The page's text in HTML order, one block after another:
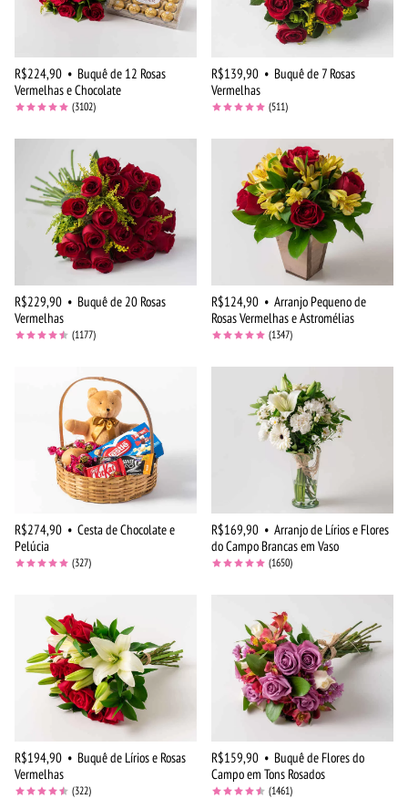
R$224,90 • Buquê de 12 Rosas
Vermelhas e Chocolate
(3102)
R$139,90 • Buquê de 7 Rosas
Vermelhas
(511)
R$229,90 • Buquê de 20 Rosas
Vermelhas
(1177)
R$124,90 • Arranjo Pequeno de
Rosas Vermelhas e Astromélias
(1347)
R$274,90 • Cesta de Chocolate e
Pelúcia
(327)
R$169,90 • Arranjo de Lírios e Flores
do Campo Brancas em Vaso
(1650)
R$194,90 • Buquê de Lírios e Rosas
Vermelhas
(322)
R$159,90 • Buquê de Flores do
Campo em Tons Rosados
(1461)